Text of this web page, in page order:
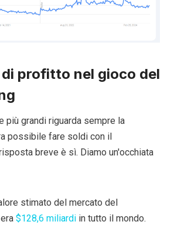
profitto nel gioco del
più grandi riguarda sempre la
possibile fare soldi con il
breve è sì. Diamo un'occhiata
stimato del mercato del
$128,6 miliardi in tutto il mondo.